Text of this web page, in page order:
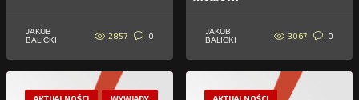
JAKUB
BALICKI
2857 0
JAKUB
BALICKI
3067 0